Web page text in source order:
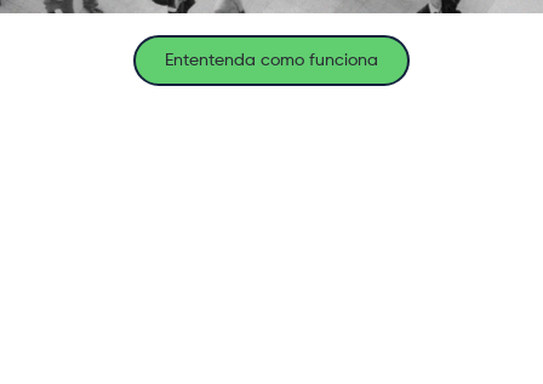
Ententenda como funciona